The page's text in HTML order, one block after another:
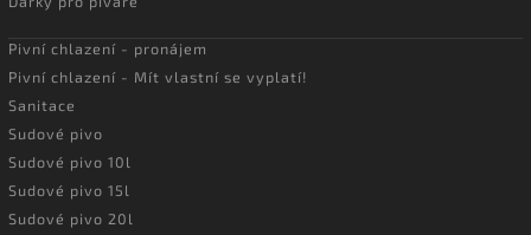
Pivní chlazení - pronájem
Pivní chlazení - Mít vlastní se vyplatí!
Sanitace
Sudové pivo
Sudové pivo 10l
Sudové pivo 15l
Sudové pivo 20l